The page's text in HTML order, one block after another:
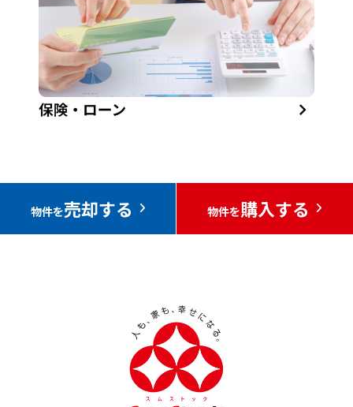
物件を売却する 物件を購入する